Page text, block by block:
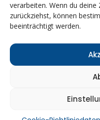
verarbeiten. Wenn du
zurückziehst, können
beeinträchtigt werden.
Kontakt
Kontaktinformationen
0172 9462546